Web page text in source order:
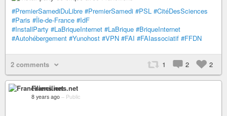
#PremierSamediDuLibre #PremierSamedi #PSL #CitéDesSciences
#Paris #Île-de-France #IdF
#InstallParty #LaBriqueInternet #LaBrique #BriqueInternet
#Autohébergement #Yunohost #VPN #FAI #FAIassociatif #FFDN
2 comments 1 2 2
Franciliens.net
8 years ago – Public